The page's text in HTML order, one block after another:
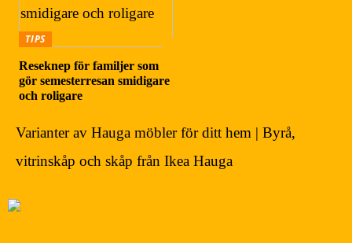
TIPS
Reseknep för familjer som
gör semesterresan smidigare
och roligare
Varianter av Hauga möbler för ditt hem | Byrå,
vitrinskåp och skåp från Ikea Hauga